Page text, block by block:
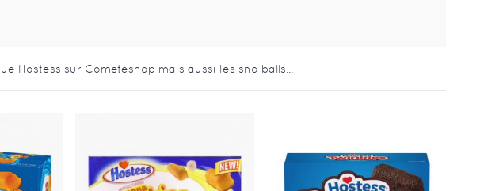
Hostess sur Cometeshop mais aussi les sno balls...